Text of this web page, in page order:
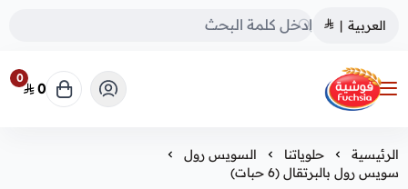
العربية |
فوشية
0
0
الرئيسية حلوياتنا
السويس رول
سويس رول بالبرتقال (6 حبات)